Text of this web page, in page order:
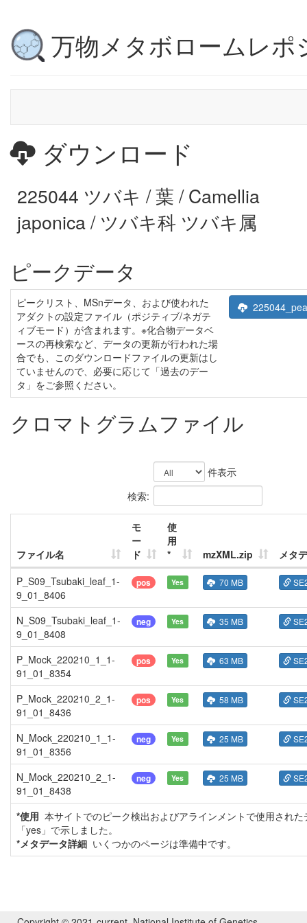
万物メタボロームレポ
ダウンロード
225044 ツバキ / 葉 / Camellia
japonica / ツバキ科 ツバキ属
ピークデータ
ピークリスト、MSnデータ、および使われた
アダクトの設定ファイル（ポジティブ/ネガテ
ィブモード）が含まれます。※化合物データベ
ースの再検索など、データの更新が行われた場
合でも、このダウンロードファイルの更新はし
ていませんので、必要に応じて「過去のデー
タ」をご参照ください。
クロマトグラムファイル
件表示
検索:
ファイル名
モ
ー
ド
使
用
*
mzXML.zip
メタ
P_S09_Tsubaki_leaf_1-
9_01_8406
pos Yes 70 MB
N_S09_Tsubaki_leaf_1-
9_01_8408
neg Yes 35 MB
P_Mock_220210_1_1-
91_01_8354
pos Yes 63 MB
P_Mock_220210_2_1-
91_01_8436
pos Yes 58 MB
N_Mock_220210_1_1-
91_01_8356
neg Yes 25 MB
N_Mock_220210_2_1-
91_01_8438
neg Yes 25 MB
*使用 本サイトでのピーク検出およびアラインメントで使用された
「yes」で示しました。
*メタデータ詳細 いくつかのページは準備中です。